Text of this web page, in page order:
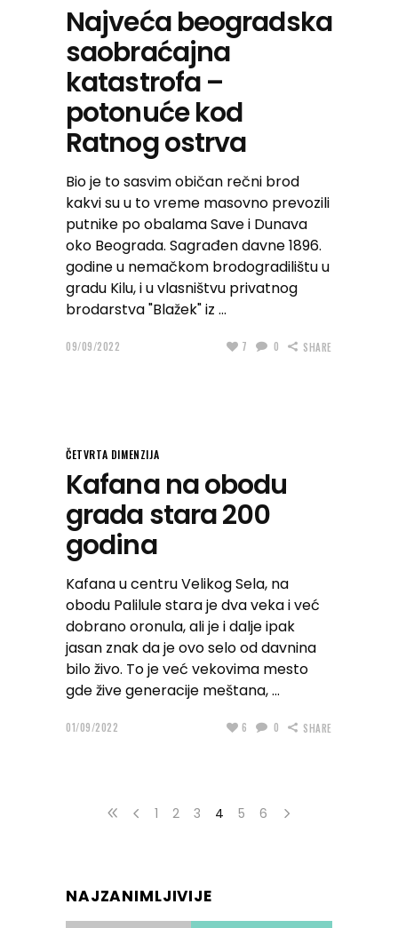
Najveća beogradska
saobraćajna
katastrofa –
potonuće kod
Ratnog ostrva
Bio je to sasvim običan rečni brod
kakvi su u to vreme masovno prevozili
putnike po obalama Save i Dunava
oko Beograda. Sagrađen davne 1896.
godine u nemačkom brodogradilištu u
gradu Kilu, i u vlasništvu privatnog
brodarstva "Blažek" iz
09/09/2022 7 0 SHARE
ČETVRTA DIMENZIJA
Kafana na obodu
grada stara 200
godina
Kafana u centru Velikog Sela, na
obodu Palilule stara je dva veka i već
dobrano oronula, ali je i dalje ipak
jasan znak da je ovo selo od davnina
bilo živo. To je već vekovima mesto
gde žive generacije meštana,
01/09/2022 6 0 SHARE
1 2 3 4 5 6
NAJZANIMLJIVIJE